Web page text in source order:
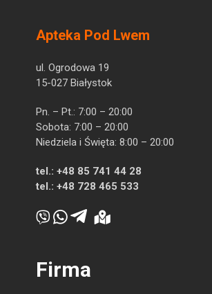
Apteka Pod Lwem
ul. Ogrodowa 19
15-027 Białystok
Pn. – Pt.: 7:00 – 20:00
Sobota: 7:00 – 20:00
Niedziela i Święta: 8:00 – 20:00
tel.: +48 85 741 44 28
tel.: +48 728 465 533
Firma